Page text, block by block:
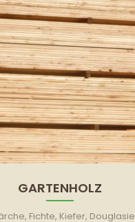
GARTENHOLZ
Fichte, Kiefer, Douglasie